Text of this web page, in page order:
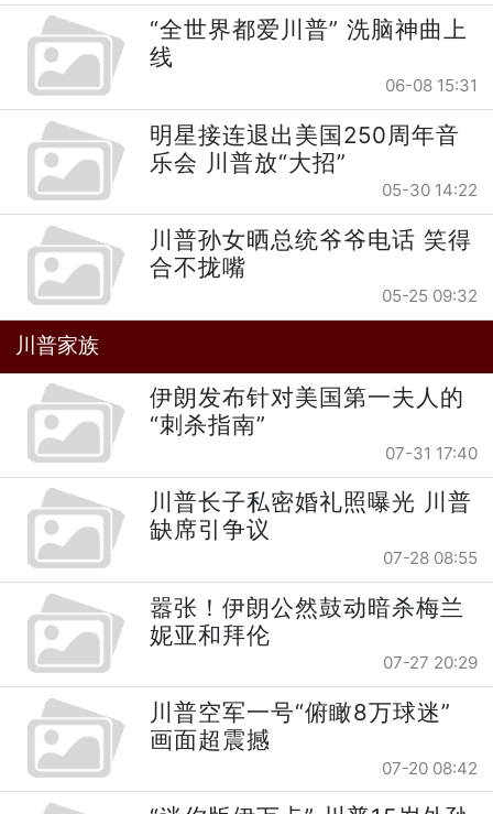
“全世界都爱川普” 洗脑神曲上
线
06-08 15:31
明星接连退出美国250周年音
乐会 川普放“大招”
05-30 14:22
川普孙女晒总统爷爷电话 笑得
合不拢嘴
05-25 09:32
川普家族
伊朗发布针对美国第一夫人的
“刺杀指南”
07-31 17:40
川普长子私密婚礼照曝光 川普
缺席引争议
07-28 08:55
嚣张！伊朗公然鼓动暗杀梅兰
妮亚和拜伦
07-27 20:29
川普空军一号“俯瞰8万球迷”
画面超震撼
07-20 08:42